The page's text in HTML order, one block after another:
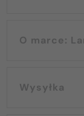
O
Wysyłka